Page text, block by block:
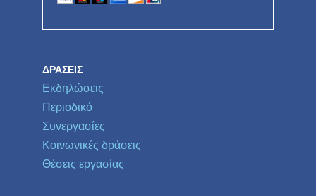
ΔΡΆΣΕΙΣ
Εκδηλώσεις
Περιοδικό
Συνεργασίες
Κοινωνικές δράσεις
Θέσεις εργασίας